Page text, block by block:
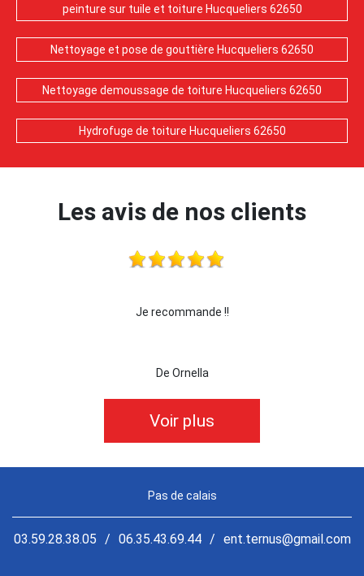
peinture sur tuile et toiture Hucqueliers 62650
Nettoyage et pose de gouttière Hucqueliers 62650
Nettoyage demoussage de toiture Hucqueliers 62650
Hydrofuge de toiture Hucqueliers 62650
Les avis de nos clients
Je recommande !!
De Ornella
Voir plus
Pas de calais
03.59.28.38.05 / 06.35.43.69.44 / ent.ternus@gmail.com